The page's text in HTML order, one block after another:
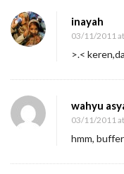
o
s
a
l
i
d
inayah
03/11/2011
>.<
wahyu
03/11/2011
hmm,